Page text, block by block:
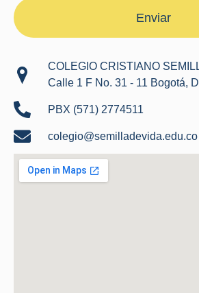
Enviar
COLEGIO CRISTIANO
Calle 1 F No. 31 - 11 Bogotá,
PBX (571) 2774511
colegio@semilladevida.edu.co